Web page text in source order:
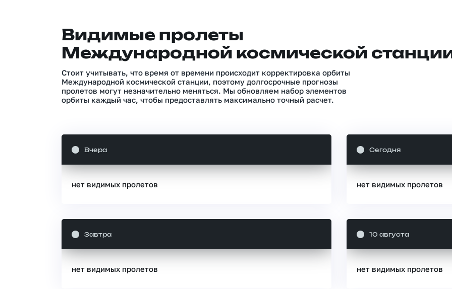
Видимые пролеты
Международной космической
Стоит учитывать, что время от времени происходит корректировка орбиты
Международной космической станции, поэтому долгосрочные прогнозы
пролетов могут незначительно меняться. Мы обновляем набор элементов
орбиты каждый час, чтобы предоставлять максимально точный расчет.
Вчера
нет видимых пролетов
Сегодня
нет видимых пролетов
Завтра
нет видимых пролетов
10 августа
нет видимых пролетов